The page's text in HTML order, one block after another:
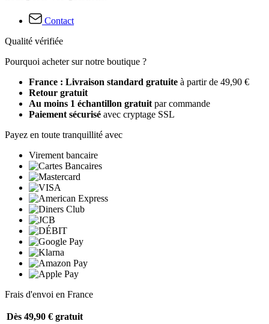
Contact
Qualité vérifiée
Pourquoi acheter sur notre boutique ?
France : Livraison standard gratuite à partir de 49,90 €
Retour gratuit
Au moins 1 échantillon gratuit par commande
Paiement sécurisé avec cryptage SSL
Payez en toute tranquillité avec
Virement bancaire
Frais d'envoi en France
Dès 49,90 € gratuit